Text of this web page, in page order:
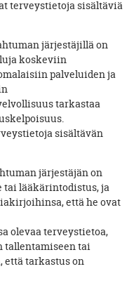
terveystietoja sisältäviä
järjestäjillä on
koskeviin
palveluiden ja
tarkastaa
sisältävän
järjestäjän on
lääkärintodistus, ja
että he ovat
olevaa terveystietoa,
tallentamiseen tai
että tarkastus on